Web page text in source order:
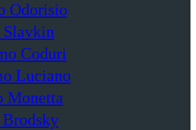
Odorisio
Coduri
Luciano
Monetta